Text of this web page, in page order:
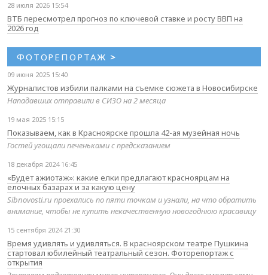
28 июля 2026 15:54
ВТБ пересмотрел прогноз по ключевой ставке и росту ВВП на
2026 год
ФОТОРЕПОРТАЖ >
09 июня 2025 15:40
Журналистов избили палками на съемке сюжета в Новосибирске
Нападавших отправили в СИЗО на 2 месяца
19 мая 2025 15:15
Показываем, как в Красноярске прошла 42-ая музейная ночь
Гостей угощали печеньками с предсказанием
18 декабря 2024 16:45
«Будет ажиотаж»: какие елки предлагают красноярцам на
елочных базарах и за какую цену
Sibnovosti.ru проехались по пяти точкам и узнали, на что обратить
внимание, чтобы не купить некачественную новогоднюю красавицу
15 сентября 2024 21:30
Время удивлять и удивляться. В красноярском театре Пушкина
стартовал юбилейный театральный сезон. Фоторепортаж с
открытия